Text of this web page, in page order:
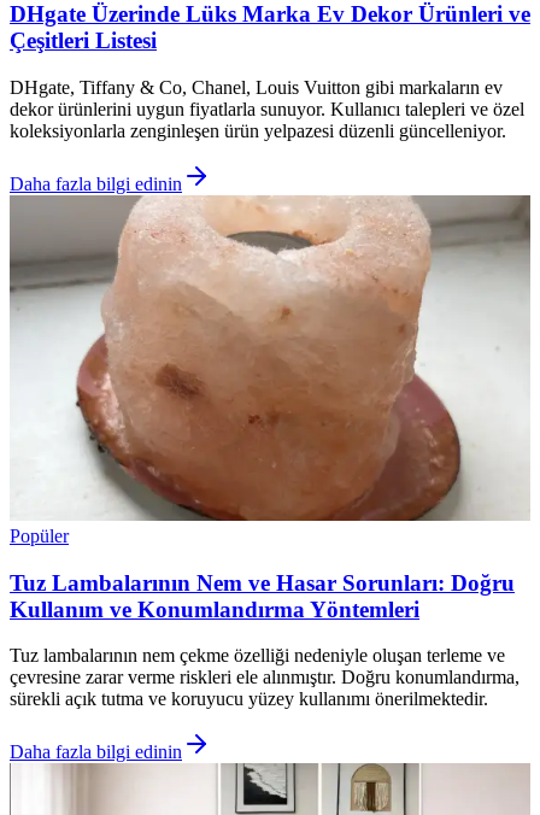
DHgate Üzerinde Lüks Marka Ev Dekor Ürünleri ve
Çeşitleri Listesi
DHgate, Tiffany & Co, Chanel, Louis Vuitton gibi markaların ev
dekor ürünlerini uygun fiyatlarla sunuyor. Kullanıcı talepleri ve özel
koleksiyonlarla zenginleşen ürün yelpazesi düzenli güncelleniyor.
Daha fazla bilgi edinin
Popüler
Tuz Lambalarının Nem ve Hasar Sorunları: Doğru
Kullanım ve Konumlandırma Yöntemleri
Tuz lambalarının nem çekme özelliği nedeniyle oluşan terleme ve
çevresine zarar verme riskleri ele alınmıştır. Doğru konumlandırma,
sürekli açık tutma ve koruyucu yüzey kullanımı önerilmektedir.
Daha fazla bilgi edinin